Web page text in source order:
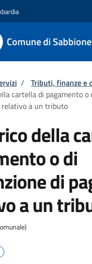
Comune di
di pane
/ Tributi, finanze e
cartella di pagamento
relativo a un tributo
della
o di
di
a un